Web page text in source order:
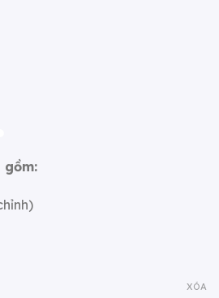
gồm:
XÓA